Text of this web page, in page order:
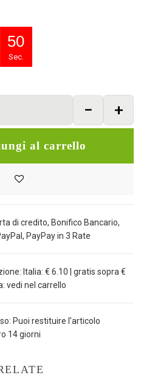
50
Sec.
al carrello
di credito, Bonifico Bancario,
PayPay in 3 Rate
Italia: € 6.10 | gratis sopra €
vedi nel carrello
Puoi restituire l'articolo
14 giorni